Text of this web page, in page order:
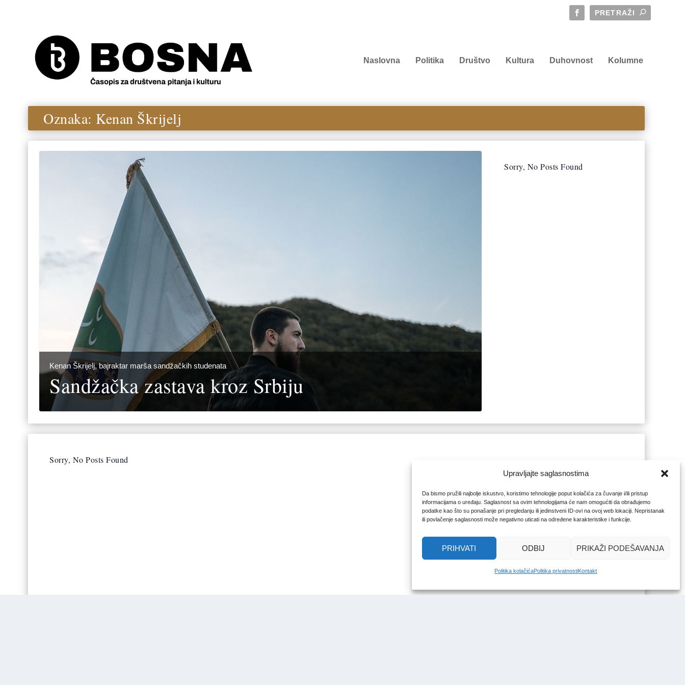
Upravljajte saglasnostima
Da bismo pružili najbolje iskustvo, koristimo tehnologije poput kolačića za čuvanje i/ili pristup
informacijama o uređaju. Saglasnost sa ovim tehnologijama će nam omogućiti da obrađujemo
podatke kao što su ponašanje pri pregledanju ili jedinstveni ID-ovi na ovoj web lokaciji. Nepristanak
ili povlačenje saglasnosti može negativno uticati na određene karakteristike i funkcije.
PRIHVATI ODBIJ PRIKAŽI PODEŠAVANJA
Politika kolačićaPolitika privatnostiKontakt
Naslovna Politika Društvo Kultura Duhovnost Kolumne
Oznaka: Kenan Škrijelj
Kenan Škrijelj, bajraktar marša sandžačkih studenata
Sandžačka zastava kroz Srbiju
Sorry, No Posts Found
Sorry, No Posts Found